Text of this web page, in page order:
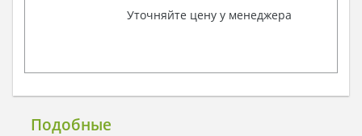
Уточняйте цену у менеджера
Подобные